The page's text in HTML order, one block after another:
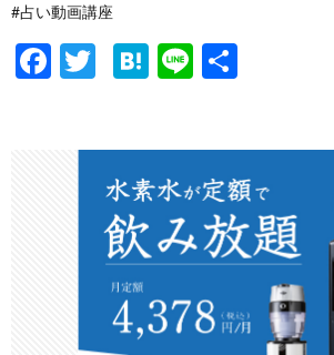
#占い動画講座
F
T
H
a
Li